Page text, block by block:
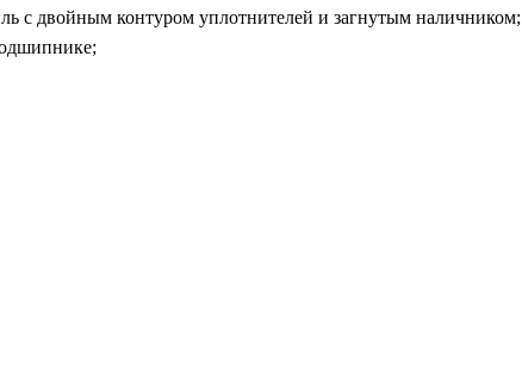
с двойным контуром уплотнителей и загнутым наличником;